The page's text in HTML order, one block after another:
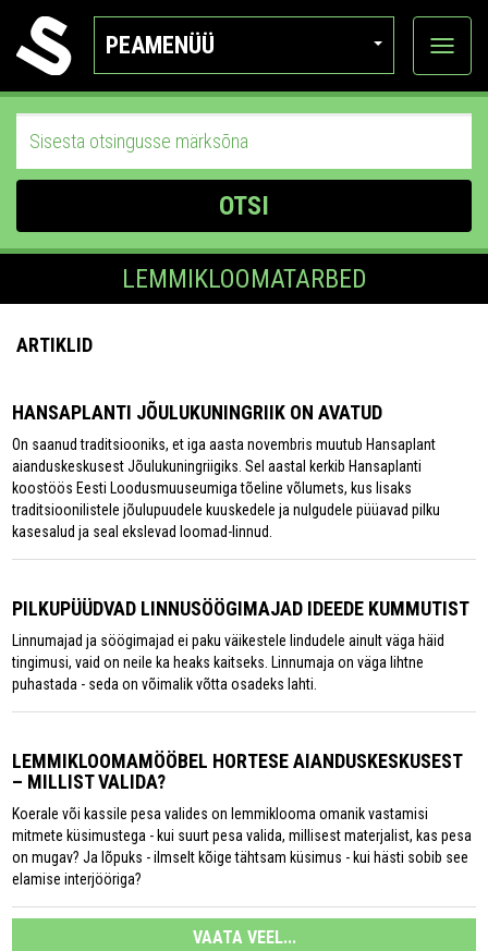
PEAMENÜÜ
Ava
OTSI
LEMMIKLOOMATARBED
ARTIKLID
HANSAPLANTI JÕULUKUNINGRIIK ON AVATUD
On saanud traditsiooniks, et iga aasta novembris muutub Hansaplant
aianduskeskusest Jõulukuningriigiks. Sel aastal kerkib Hansaplanti
koostöös Eesti Loodusmuuseumiga tõeline võlumets, kus lisaks
traditsioonilistele jõulupuudele kuuskedele ja nulgudele püüavad pilku
kasesalud ja seal ekslevad loomad-linnud.
PILKUPÜÜDVAD LINNUSÖÖGIMAJAD IDEEDE KUMMUTIST
Linnumajad ja söögimajad ei paku väikestele lindudele ainult väga häid
tingimusi, vaid on neile ka heaks kaitseks. Linnumaja on väga lihtne
puhastada - seda on võimalik võtta osadeks lahti.
LEMMIKLOOMAMÖÖBEL HORTESE AIANDUSKESKUSEST
– MILLIST VALIDA?
Koerale või kassile pesa valides on lemmiklooma omanik vastamisi
mitmete küsimustega - kui suurt pesa valida, millisest materjalist, kas pesa
on mugav? Ja lõpuks - ilmselt kõige tähtsam küsimus - kui hästi sobib see
elamise interjööriga?
VAATA VEEL...